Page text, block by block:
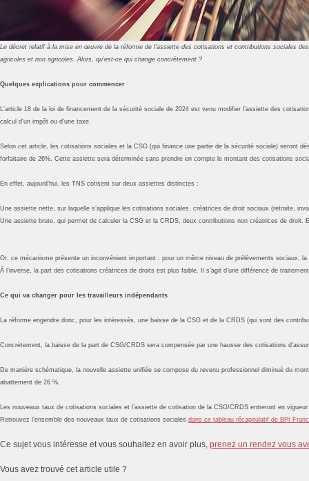
Le décret relatif à la mise en œuvre de la réforme de l’assiette des cotisations et contributions sociales
agricoles et non agricoles. Alors, qu’est-ce qui change concrètement ?
Quelques explications pour commencer
L’article 18 de la loi de financement de la sécurité sociale de 2024 est venu modifier l’assiette des
calcul d'un impôt ou d'une taxe.
Selon cet article, les cotisations sociales et la CSG (qui finance une partie de la sécurité sociale) seront
forfaitaire de 26%. Cette assiette sera déterminée sans prendre en compte le montant des cotisations
En effet, aujourd’hui, les TNS cotisent sur deux assiettes distinctes :
Une assiette nette, sur laquelle s’applique les cotisations sociales, créatrices de droit sociaux (retraite,
Une assiette brute, qui permet de calculer la CSG et la CRDS, deux contributions non créatrices de
Or, ce mécanisme présente un inconvénient important : pour un même niveau de prélèvements sociaux,
À l’inverse, la part des cotisations créatrices de droits est plus faible. Il s’agit d’une différence de
Ce qui va changer pour les travailleurs indépendants
La réforme engendre donc, pour les intéressés, une baisse de la CSG et de la CRDS (qui sont des
Concrètement, la baisse de la part de CSG/CRDS sera compensée par une hausse des cotisations
De manière schématique, la nouvelle assiette unifiée se compose du revenu professionnel diminué du
abattement de 26 %.
Les nouveaux taux de cotisations sociales et l’assiette de cotisation de la CSG/CRDS entreront en
Retrouvez l’ensemble des nouveaux taux de cotisations sociales dans ce tableau récapitulatif de BPI
Ce sujet vous intéresse et vous souhaitez en avoir plus, prenez un rendez vous
Vous avez trouvé cet article utile ?